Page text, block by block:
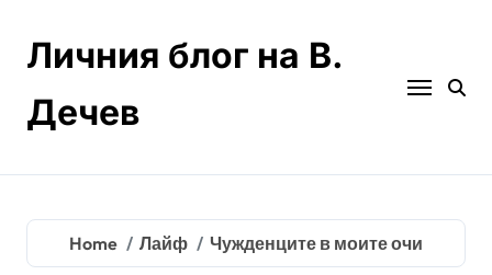
contentЛичния блог на В.
Дечев
Home Лайф Чужденците в моите очи